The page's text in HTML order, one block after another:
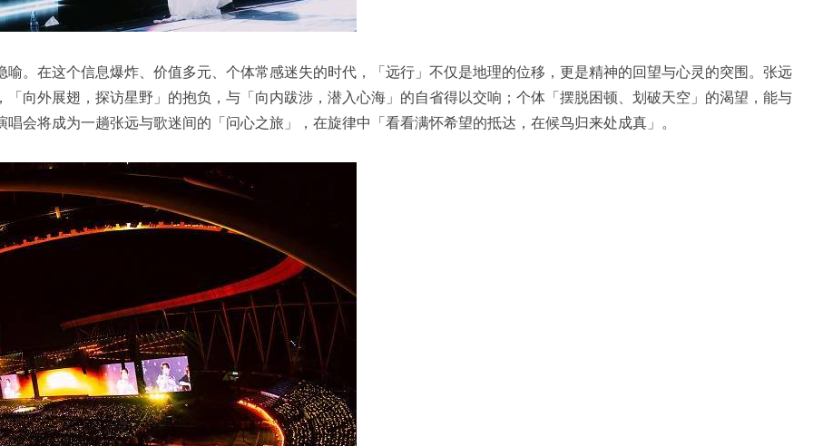
。在这个信息爆炸、价值多元、个体常感迷失的时代，「远行」不仅是地理的位移，更是精神的回望与心灵的突围。张远
向外展翅，探访星野」的抱负，与「向内跋涉，潜入心海」的自省得以交响；个体「摆脱困顿、划破天空」的渴望，能与
会将成为一趟张远与歌迷间的「问心之旅」，在旋律中「看看满怀希望的抵达，在候鸟归来处成真」。